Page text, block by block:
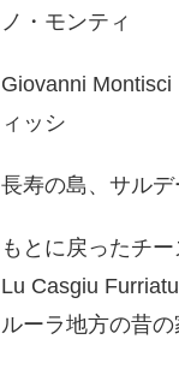
ノ・モンティ
Giovanni
ィッシ
長寿の島、サル
もとに戻ったチ
Lu Casgiu
ルーラ地方の昔